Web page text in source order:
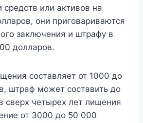
средств или активов на
они приговариваются
заключения и штрафу в
долларов.
составляет от 1000 до
штраф может составить до
сверх четырех лет лишения
от 3000 до 50 000